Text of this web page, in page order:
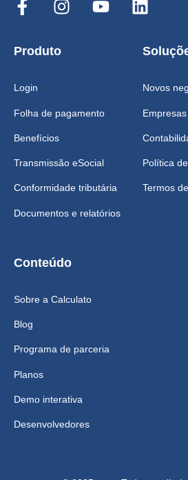
Produto
Login
Folha de pagamento
Benefícios
Transmissão eSocial
Conformidade tributária
Documentos e relatórios
Novos
Política
Termos
Conteúdo
Sobre a Calculato
Blog
Programa de parceria
Planos
Demo interativa
Desenvolvedores